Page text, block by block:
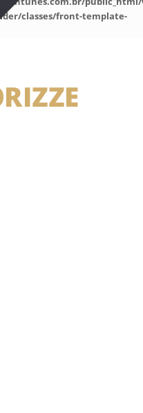
classes/front-template-